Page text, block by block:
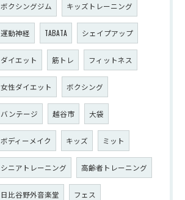
ボクシングジム キッズトレーニング
運動神経 TABATA シェイプアップ
ダイエット 筋トレ フィットネス
女性ダイエット ボクシング
バンテージ 越谷市 大袋
ボディーメイク キッズ ミット
シニアトレーニング 高齢者トレーニング
日比谷野外音楽堂 フェス